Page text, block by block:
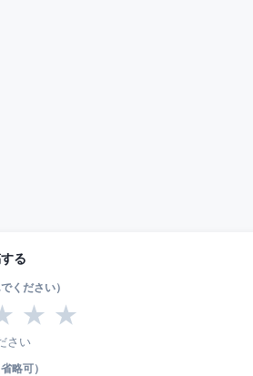
る
ください）
★ ★
さい
略可）